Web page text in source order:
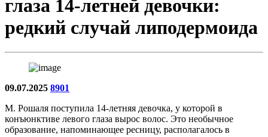
глаза 14-летней девочки:
редкий случай липодермоида
09.07.2025 8901
М. Рошаля поступила 14-летняя девочка, у которой в
конъюнктиве левого глаза вырос волос. Это необычное
образование, напоминающее ресницу, располагалось в